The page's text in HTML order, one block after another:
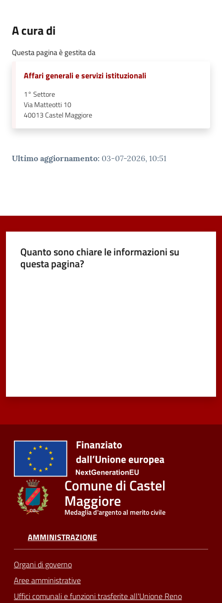
A cura di
Questa pagina è gestita da
Affari generali e servizi istituzionali
1° Settore
Via Matteotti 10
40013Castel Maggiore
Ultimo aggiornamento: 03-07-2026, 10:51
Quanto sono chiare le informazioni su
questa pagina?
Comune di Castel
Maggiore
Medaglia d'argento al merito civile
AMMINISTRAZIONE
Organi di governo
Aree amministrative
Uffici comunali e funzioni trasferite all'Unione Reno